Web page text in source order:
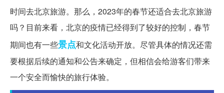
时间去北京旅游。那么，2023年的春节还适合去北京旅游
吗？目前来看，北京的疫情已经得到了较好的控制，春节
期间也有一些景点和文化活动开放。尽管具体的情况还需
要根据后续的通知和公告来确定，但相信会给游客们带来
一个安全而愉快的旅行体验。